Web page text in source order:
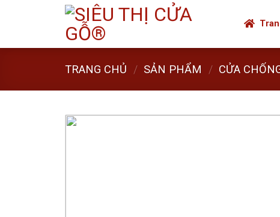
TRANG CHỦ / SẢN PHẨM / CỬA